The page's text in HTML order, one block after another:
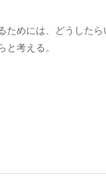
ためには、どうした
考える。